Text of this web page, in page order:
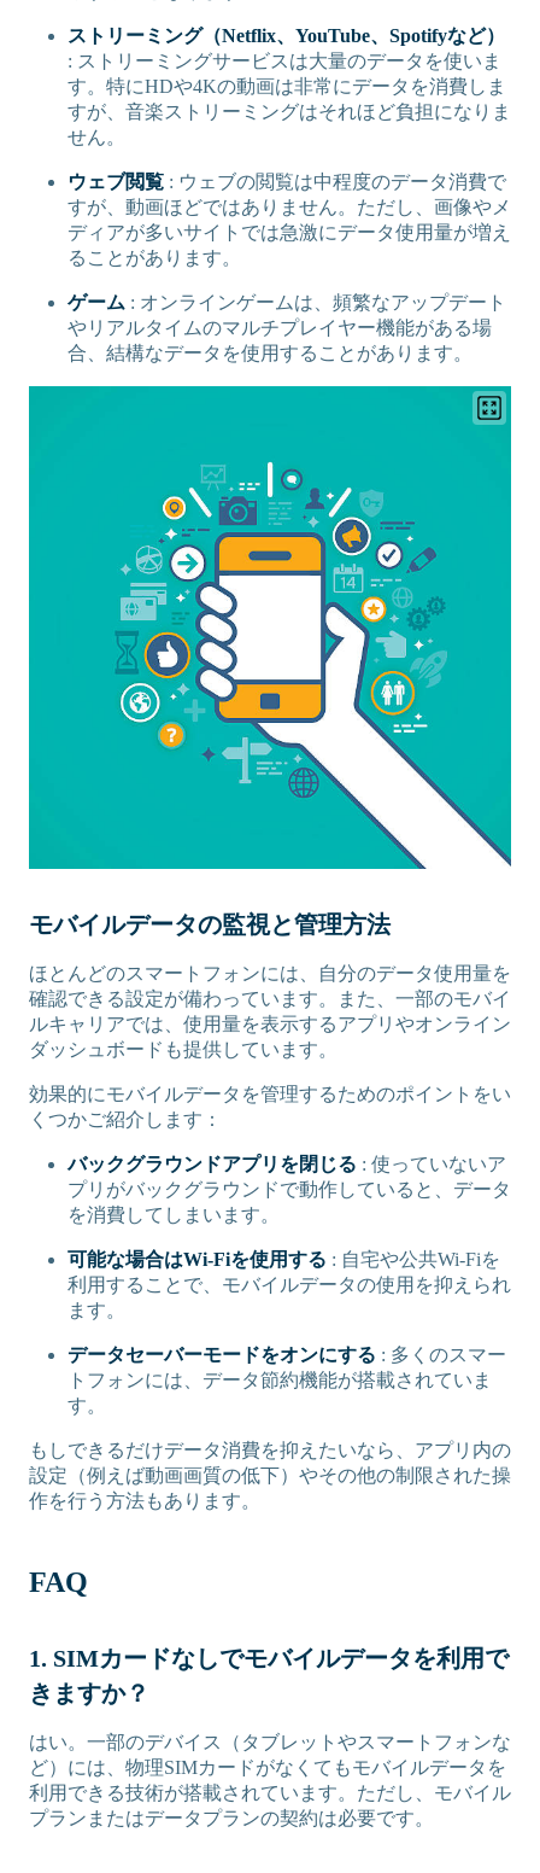
ストリーミング（Netflix、YouTube、Spotifyなど）
: ストリーミングサービスは大量のデータを使いま
す。特にHDや4Kの動画は非常にデータを消費しま
すが、音楽ストリーミングはそれほど負担になりま
せん。
ウェブ閲覧 : ウェブの閲覧は中程度のデータ消費で
すが、動画ほどではありません。ただし、画像やメ
ディアが多いサイトでは急激にデータ使用量が増え
ることがあります。
ゲーム : オンラインゲームは、頻繁なアップデート
やリアルタイムのマルチプレイヤー機能がある場
合、結構なデータを使用することがあります。
モバイルデータの監視と管理方法
ほとんどのスマートフォンには、自分のデータ使用量を
確認できる設定が備わっています。また、一部のモバイ
ルキャリアでは、使用量を表示するアプリやオンライン
ダッシュボードも提供しています。
効果的にモバイルデータを管理するためのポイントをい
くつかご紹介します：
バックグラウンドアプリを閉じる : 使っていないア
プリがバックグラウンドで動作していると、データ
を消費してしまいます。
可能な場合はWi-Fiを使用する : 自宅や公共Wi-Fiを
利用することで、モバイルデータの使用を抑えられ
ます。
データセーバーモードをオンにする : 多くのスマー
トフォンには、データ節約機能が搭載されていま
す。
もしできるだけデータ消費を抑えたいなら、アプリ内の
設定（例えば動画画質の低下）やその他の制限された操
作を行う方法もあります。
FAQ
1. SIMカードなしでモバイルデータを利用で
きますか？
はい。一部のデバイス（タブレットやスマートフォンな
ど）には、物理SIMカードがなくてもモバイルデータを
利用できる技術が搭載されています。ただし、モバイル
プランまたはデータプランの契約は必要です。